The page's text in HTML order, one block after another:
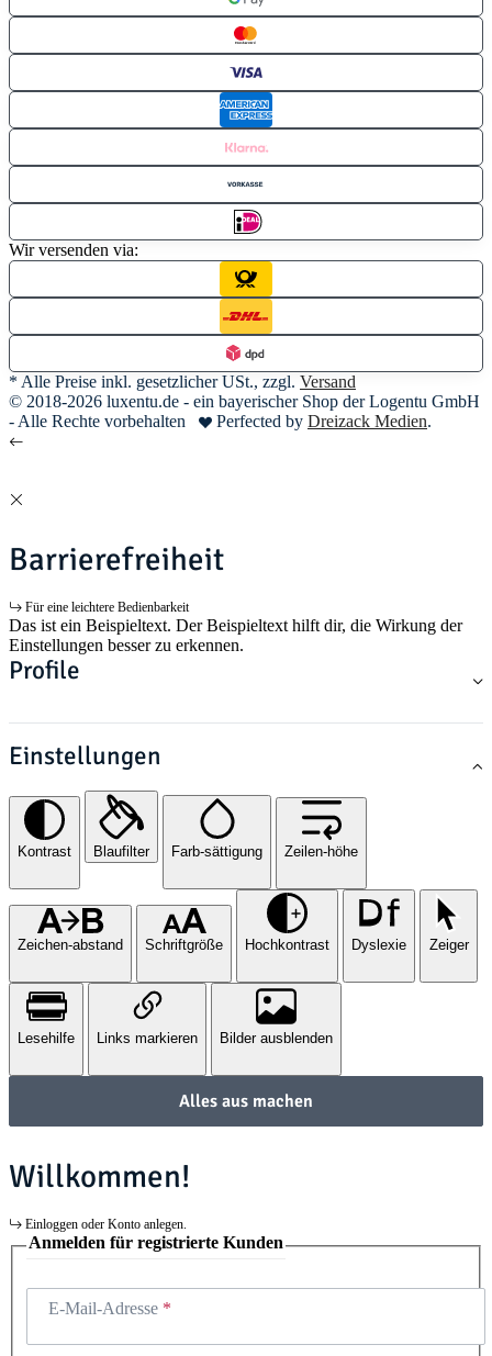
Wir versenden via:
* Alle Preise inkl. gesetzlicher USt., zzgl. Versand
© 2018-2026 luxentu.de - ein bayerischer Shop der Logentu GmbH
- Alle Rechte vorbehalten
Perfected by Dreizack Medien.
Barrierefreiheit
Für eine leichtere Bedienbarkeit
Das ist ein Beispieltext. Der Beispieltext hilft dir, die Wirkung der
Einstellungen besser zu erkennen.
Profile
Einstellungen
Kontrast Blaufilter Farb-sättigung Zeilen-höhe
Zeichen-abstand Schriftgröße Hochkontrast Dyslexie Zeiger
Lesehilfe Links markieren Bilder ausblenden
Alles aus machen
Willkommen!
Einloggen oder Konto anlegen.
Anmelden für registrierte Kunden
E-Mail-Adresse